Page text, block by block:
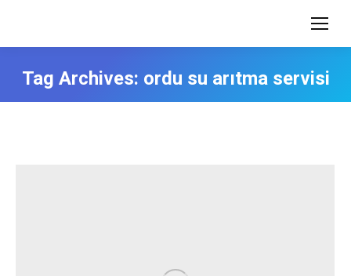
Tag Archives: ordu su arıtma servisi